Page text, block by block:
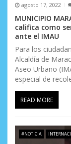
s agosto 17, 2022
MUNICIPIO
califica como
ante el IMAU
Para los
Alcaldía de
Aseo Urbano
especial de
READ MORE
#NOTICIA